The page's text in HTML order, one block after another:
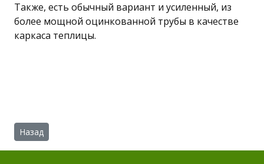
Также, есть обычный вариант и усиленный, из
более мощной оцинкованной трубы в качестве
каркаса теплицы.
Предыдущий: Автомобильные навесы (Калуга)
Назад